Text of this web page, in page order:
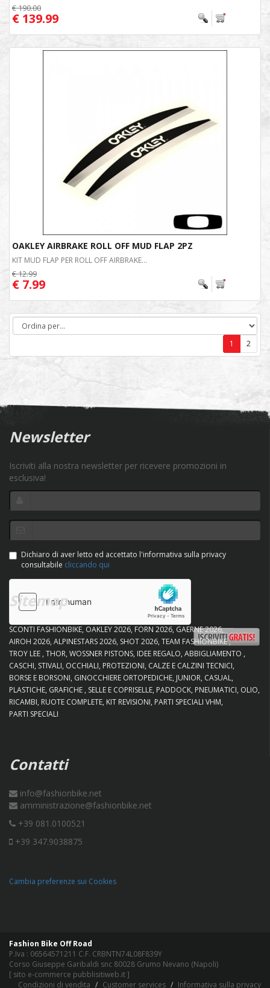
€ 190.00
€ 139.99
OAKLEY AIRBRAKE ROLL OFF MUD FLAP 2PZ
KIT MUD FLAP PER ROLL OFF AIRBRAKE...
€ 12.99
€ 7.99
1 2
Newsletter
Iscriviti alla nostra newsletter per ricevere promozioni in
esclusiva!
Dichiaro di aver letto ed accettato l'informativa sulla privacy
consultabile cliccando qui
Sitemap
SCONTI FASHIONBIKE OAKLEY 2026 FORN 2026 GAERNE 2026
AIROH 2026 ALPINESTARS 2026 SHOT 2026 TEAM FASHIONBIKE
TROY LEE THOR WOSSNER PISTONS IDEE REGALO ABBIGLIAMENTO
CASCHI STIVALI OCCHIALI PROTEZIONI CALZE E CALZINI TECNICI
BORSE E BORSONI GINOCCHIERE ORTOPEDICHE JUNIOR CASUAL
PLASTICHE GRAFICHE SELLE E COPRISELLE PADDOCK PNEUMATICI OLIO
RICAMBI RUOTE COMPLETE KIT REVISIONI PARTI SPECIALI VHM
PARTI SPECIALI
Contatti
info@fashionbike.net
amministrazione@fashionbike.net
+39 081.0100521
+39 347.9038875
Cambia preferenze sui Cookies
Fashion Bike Off Road
P.Iva : 06564571211 C.F. CRBNTN74L08F839Y
Corso Giuseppe Garibaldi snc 80028 Grumo Nevano (Napoli)
[ sito e-commerce pubblisitiweb.it]
Condizioni di vendita
Customer services Informativa sulla privacy